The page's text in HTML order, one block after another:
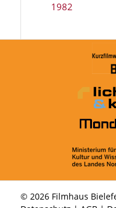
1982
© 2026 Filmhaus